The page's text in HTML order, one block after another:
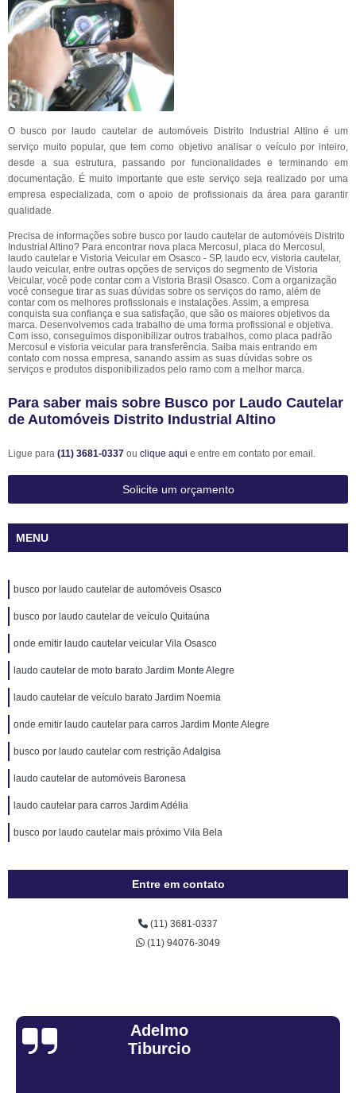
O busco por laudo cautelar de automóveis Distrito Industrial Altino é um
serviço muito popular, que tem como objetivo analisar o veículo por inteiro,
desde a sua estrutura, passando por funcionalidades e terminando em
documentação. É muito importante que este serviço seja realizado por uma
empresa especializada, com o apoio de profissionais da área para garantir
qualidade.
Precisa de informações sobre busco por laudo cautelar de automóveis Distrito
Industrial Altino? Para encontrar nova placa Mercosul, placa do Mercosul,
laudo cautelar e Vistoria Veicular em Osasco - SP, laudo ecv, vistoria cautelar,
laudo veicular, entre outras opções de serviços do segmento de Vistoria
Veicular, você pode contar com a Vistoria Brasil Osasco. Com a organização
você consegue tirar as suas dúvidas sobre os serviços do ramo, além de
contar com os melhores profissionais e instalações. Assim, a empresa
conquista sua confiança e sua satisfação, que são os maiores objetivos da
marca. Desenvolvemos cada trabalho de uma forma profissional e objetiva.
Com isso, conseguimos disponibilizar outros trabalhos, como placa padrão
Mercosul e vistoria veicular para transferência. Saiba mais entrando em
contato com nossa empresa, sanando assim as suas dúvidas sobre os
serviços e produtos disponibilizados pelo ramo com a melhor marca.
Para saber mais sobre Busco por Laudo Cautelar
de Automóveis Distrito Industrial Altino
Ligue para (11) 3681-0337 ou clique aqui e entre em contato por email.
Solicite um orçamento
MENU
busco por laudo cautelar de automóveis Osasco
busco por laudo cautelar de veículo Quitaúna
onde emitir laudo cautelar veicular Vila Osasco
laudo cautelar de moto barato Jardim Monte Alegre
laudo cautelar de veículo barato Jardim Noemia
onde emitir laudo cautelar para carros Jardim Monte Alegre
busco por laudo cautelar com restrição Adalgisa
laudo cautelar de automóveis Baronesa
laudo cautelar para carros Jardim Adélia
busco por laudo cautelar mais próximo Vila Bela
Entre em contato
(11) 3681-0337
(11) 94076-3049
Sandra Fiuza